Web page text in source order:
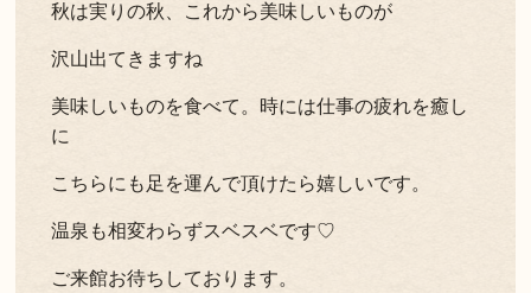
秋は実りの秋、これから美味しいものが
沢山出てきますね
美味しいものを食べて。時には仕事の疲れを癒し
に
こちらにも足を運んで頂けたら嬉しいです。
温泉も相変わらずスベスベです♡
ご来館お待ちしております。